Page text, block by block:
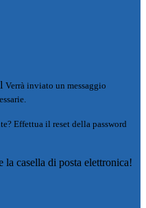
Verrà inviato un messaggio
Effettua il reset della password
casella di posta elettronica!